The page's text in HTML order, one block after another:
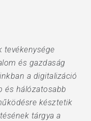
tevékenysége
és gazdaság
a digitalizáció
és hálózatosabb
késztetik
tárgya a